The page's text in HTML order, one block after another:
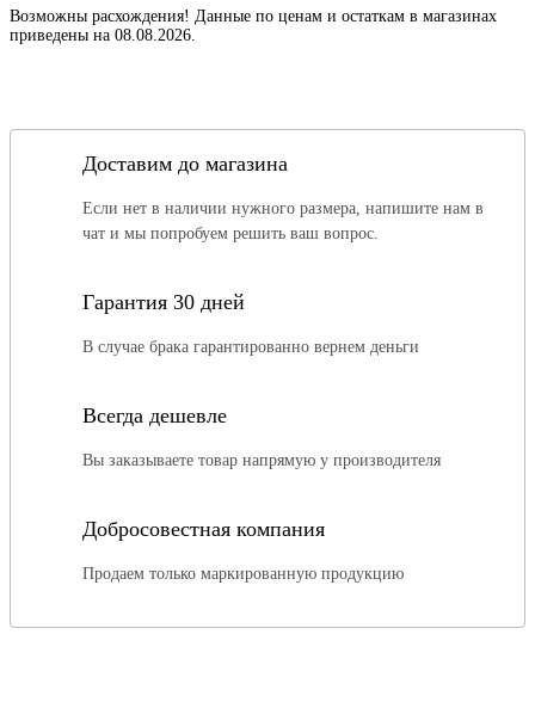
Возможны расхождения! Данные по ценам и остаткам в магазинах
приведены на 08.08.2026.
Доставим до магазина
Если нет в наличии нужного размера, напишите нам в
чат и мы попробуем решить ваш вопрос.
Гарантия 30 дней
В случае брака гарантированно вернем деньги
Всегда дешевле
Вы заказываете товар напрямую у производителя
Добросовестная компания
Продаем только маркированную продукцию